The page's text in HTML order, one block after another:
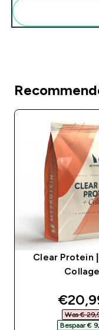
Clear Protein
Was €
Bespaar €